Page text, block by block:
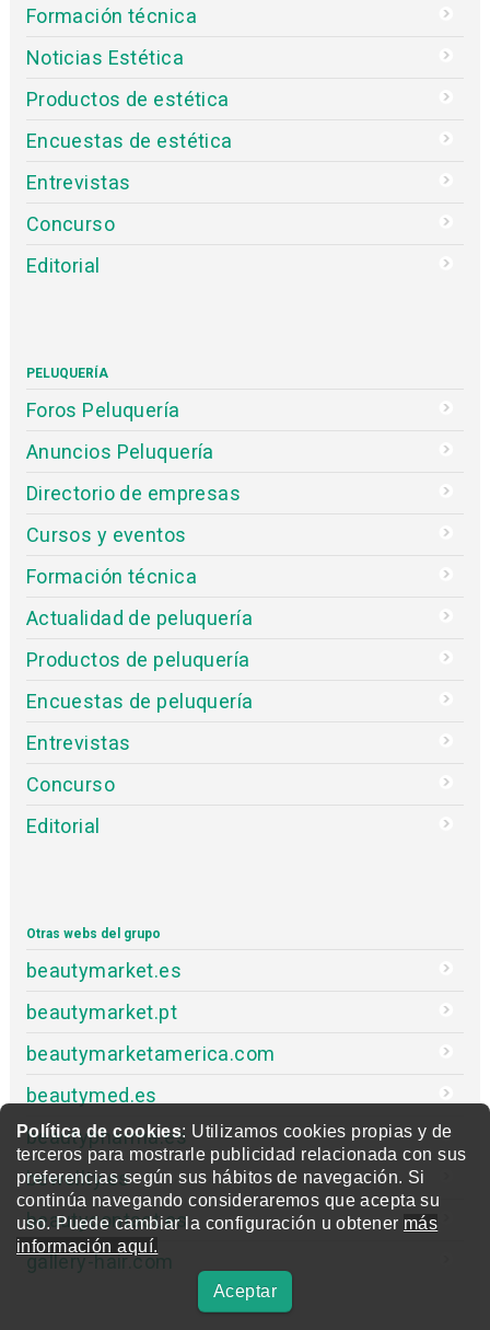
Política de cookies: Utilizamos cookies propias y de
terceros para mostrarle publicidad relacionada con sus
preferencias según sus hábitos de navegación. Si
continúa navegando consideraremos que acepta su
uso. Puede cambiar la configuración u obtener más
información aquí.
Aceptar
Formación técnica
Noticias Estética
Productos de estética
Encuestas de estética
Entrevistas
Concurso
Editorial
PELUQUERÍA
Foros Peluquería
Anuncios Peluquería
Directorio de empresas
Cursos y eventos
Formación técnica
Actualidad de peluquería
Productos de peluquería
Encuestas de peluquería
Entrevistas
Concurso
Editorial
Otras webs del grupo
beautymarket.es
beautymarket.pt
beautymarketamerica.com
beautymed.es
beautypharma.es
bewellty.es
beautycontact.es
gallery-hair.com